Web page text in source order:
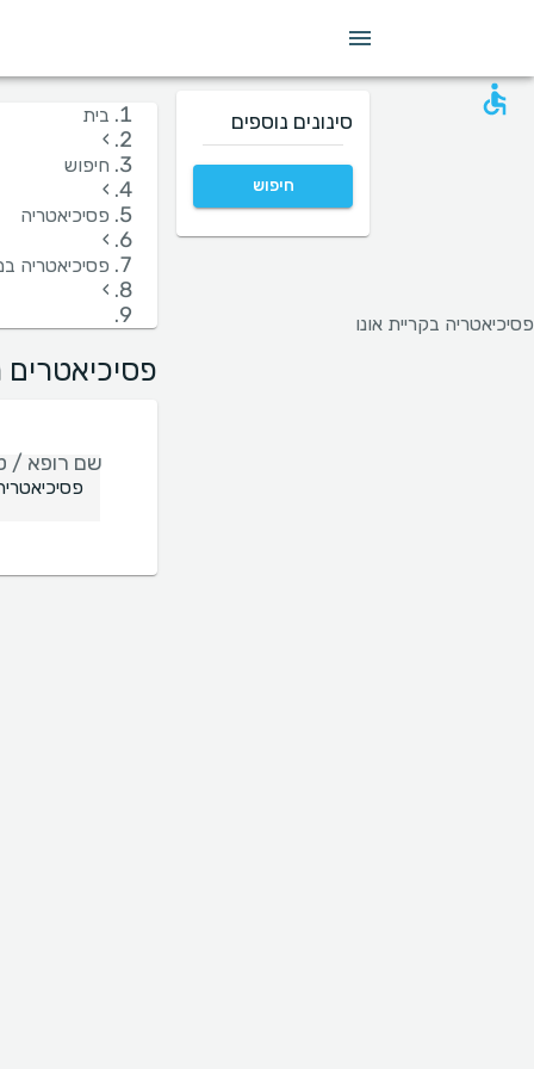
בית
›
חיפוש
›
פסיכיאטריה
›
פסיכיאטריה
›
פסיכיאטריה בקריית אונו
פסיכיאטרים
שם רופא /
סינונים נוספים
חיפוש